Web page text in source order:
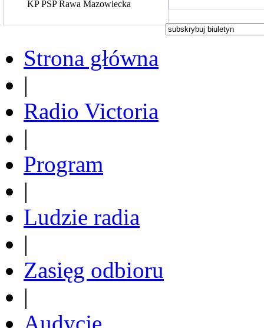
KP PSP Rawa Mazowiecka
Strona główna
|
Radio Victoria
|
Program
|
Ludzie radia
|
Zasięg odbioru
|
Audycje